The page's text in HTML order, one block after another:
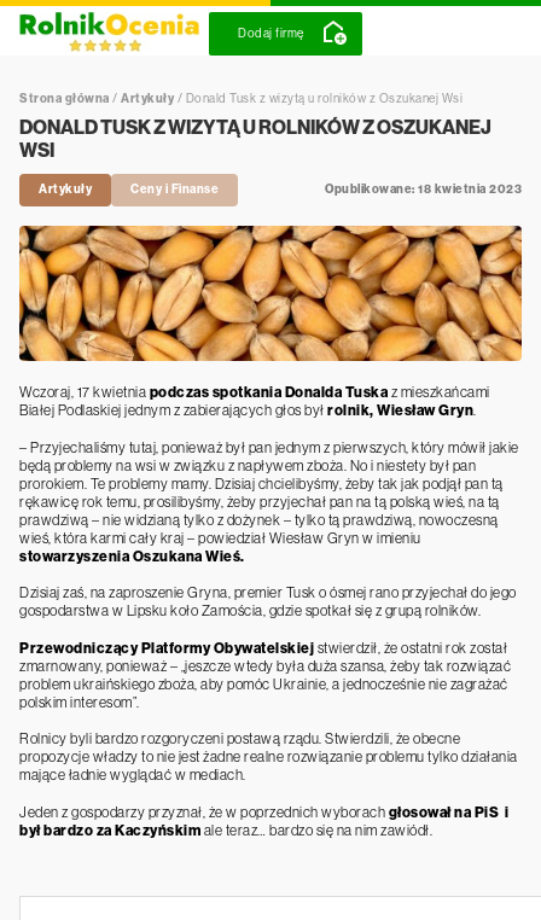
Dodaj firmę
Strona główna / Artykuły / Donald Tusk z wizytą u rolników z Oszukanej Wsi
DONALD TUSK Z WIZYTĄ U ROLNIKÓW Z OSZUKANEJ
WSI
Artykuły Ceny i Finanse Opublikowane: 18 kwietnia 2023
Wczoraj, 17 kwietnia podczas spotkania Donalda Tuska z mieszkańcami
Białej Podlaskiej jednym z zabierających głos był rolnik, Wiesław Gryn.
– Przyjechaliśmy tutaj, ponieważ był pan jednym z pierwszych, który mówił jakie
będą problemy na wsi w związku z napływem zboża. No i niestety był pan
prorokiem. Te problemy mamy. Dzisiaj chcielibyśmy, żeby tak jak podjął pan tą
rękawicę rok temu, prosilibyśmy, żeby przyjechał pan na tą polską wieś, na tą
prawdziwą – nie widzianą tylko z dożynek – tylko tą prawdziwą, nowoczesną
wieś, która karmi cały kraj – powiedział Wiesław Gryn w imieniu
stowarzyszenia Oszukana Wieś.
Dzisiaj zaś, na zaproszenie Gryna, premier Tusk o ósmej rano przyjechał do jego
gospodarstwa w Lipsku koło Zamościa, gdzie spotkał się z grupą rolników.
Przewodniczący Platformy Obywatelskiej stwierdził, że ostatni rok został
zmarnowany, ponieważ – „jeszcze wtedy była duża szansa, żeby tak rozwiązać
problem ukraińskiego zboża, aby pomóc Ukrainie, a jednocześnie nie zagrażać
polskim interesom”.
Rolnicy byli bardzo rozgoryczeni postawą rządu. Stwierdzili, że obecne
propozycje władzy to nie jest żadne realne rozwiązanie problemu tylko działania
mające ładnie wyglądać w mediach.
Jeden z gospodarzy przyznał, że w poprzednich wyborach głosował na PiS i
był bardzo za Kaczyńskim ale teraz… bardzo się na nim zawiódł.